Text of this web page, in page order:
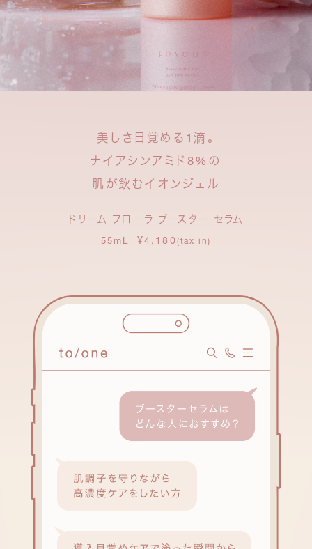
美しさ目覚める1滴。
ナイアシンアミド8%の
肌が飲むイオンジェル
ドリーム フローラ ブースター セラム
55mL ¥4,180(tax in)